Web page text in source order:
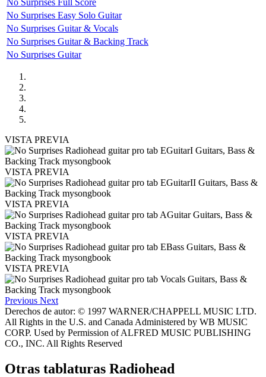
No Surprises Full Score
No Surprises Easy Solo Guitar
No Surprises Guitar & Vocals
No Surprises Guitar & Backing Track
No Surprises Guitar
VISTA PREVIA
VISTA PREVIA
VISTA PREVIA
VISTA PREVIA
VISTA PREVIA
Previous Next
Derechos de autor: © 1997 WARNER/CHAPPELL MUSIC LTD.
All Rights in the U.S. and Canada Administered by WB MUSIC
CORP. Used by Permission of ALFRED MUSIC PUBLISHING
CO., INC. All Rights Reserved
Otras tablaturas Radiohead